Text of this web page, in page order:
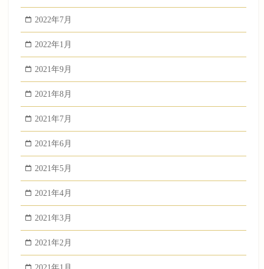
2022年7月
2022年1月
2021年9月
2021年8月
2021年7月
2021年6月
2021年5月
2021年4月
2021年3月
2021年2月